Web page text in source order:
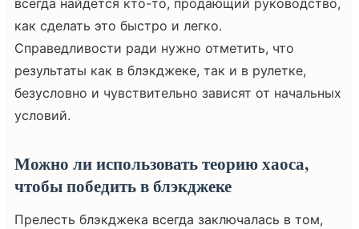
как сделать это быстро и легко.
Справедливости ради нужно отметить, что
результаты как в блэкджеке, так и в рулетке,
безусловно и чувствительно зависят от начальных
условий.
Можно ли использовать теорию хаоса,
чтобы победить в блэкджеке
Прелесть блэкджека всегда заключалась в том,